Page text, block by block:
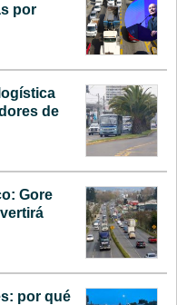
por
de
Gore
por qué